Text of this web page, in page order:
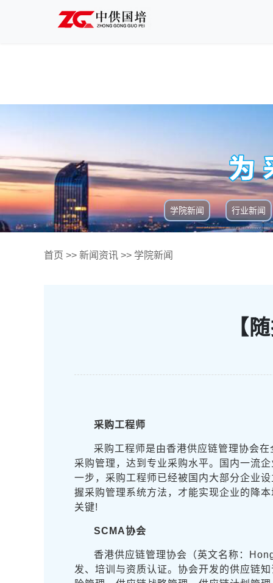
学院新闻 行业新闻
首页 >> 新闻资讯 >> 学院新闻
【
采购工程师
采购工程师是由香港供应链管理协会
采购管理，达到专业采购水平。国内一流
一步，采购工程师已经被国内大部分企业
握采购管理系统方法，才能实现企业的降
关键!
SCMA协会
香港供应链管理协会（英文名称：
发、培训与资质认证。协会开发的供应链